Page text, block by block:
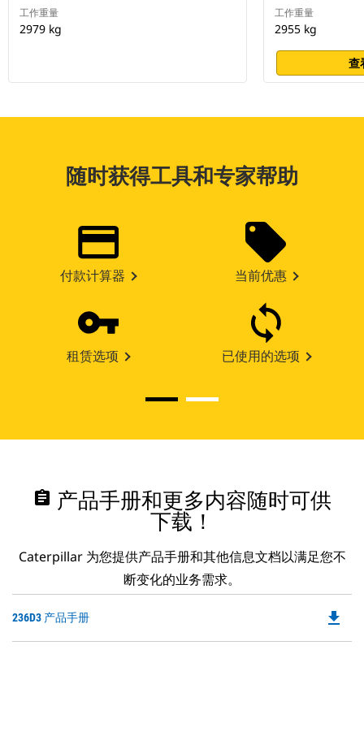
工作重量
2979 kg
工作重量
2955 kg
查
随时获得工具和专家帮助
付款计算器 当前优惠
租赁选项 已使用的选项
assignment 产品手册和更多内容随时可供
下载！
Caterpillar 为您提供产品手册和其他信息文档以满足您不
断变化的业务需求。
236D3 产品手册 file_download